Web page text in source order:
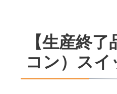
【生産終
コン）ス